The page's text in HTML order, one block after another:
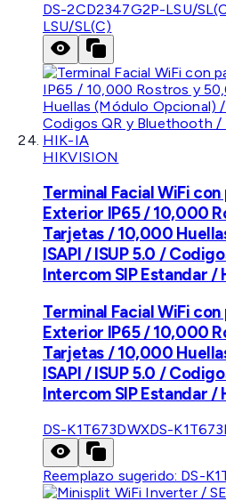
DS-2CD2347G2P-LSU/
LSU/SL(C)
HIKVISION
Terminal Facial WiFi
Exterior IP65 / 10,000
Tarjetas / 10,000
ISAPI / ISUP 5.0 /
Intercom SIP Estandar /
Terminal Facial WiFi
Exterior IP65 / 10,000
Tarjetas / 10,000
ISAPI / ISUP 5.0 /
Intercom SIP Estandar /
DS-K1T673DWXDS-
Reemplazo sugerido: DS-